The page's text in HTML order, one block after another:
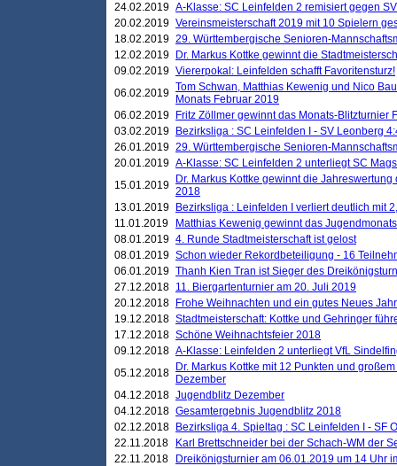
24.02.2019 A-Klasse: SC Leinfelden 2 remisiert gegen
20.02.2019 Vereinsmeisterschaft 2019 mit 10 Spielern
18.02.2019 29. Württembergische Senioren-
12.02.2019
Dr. Markus Kottke gewinnt die
09.02.2019 Viererpokal: Leinfelden schafft Favoritensturz!
06.02.2019 Tom Schwan, Matthias Kewenig und Nico
Monats Februar 2019
06.02.2019
Fritz Zöllmer gewinnt das Monats-Blitzturnier
03.02.2019
Bezirksliga : SC Leinfelden I - SV Leonberg
26.01.2019 29. Württembergische Senioren-
20.01.2019 A-Klasse: SC Leinfelden 2 unterliegt SC
15.01.2019
Dr. Markus Kottke gewinnt die
2018
13.01.2019
Bezirksliga : Leinfelden I verliert deutlich mit
11.01.2019
Matthias Kewenig gewinnt das
08.01.2019 4. Runde Stadtmeisterschaft ist gelost
08.01.2019 Schon wieder Rekordbeteiligung - 16
06.01.2019 Thanh Kien Tran ist Sieger des
27.12.2018 11. Biergartenturnier am 20. Juli 2019
20.12.2018
Frohe Weihnachten und ein gutes Neues
19.12.2018 Stadtmeisterschaft: Kottke und Gehringer
17.12.2018 Schöne Weihnachtsfeier 2018
09.12.2018 A-Klasse: Leinfelden 2 unterliegt VfL
05.12.2018
Dr. Markus Kottke mit 12 Punkten und
Dezember
04.12.2018 Jugendblitz Dezember
04.12.2018 Gesamtergebnis Jugendblitz 2018
02.12.2018
Bezirksliga 4. Spieltag : SC Leinfelden I - SF
22.11.2018
Karl Brettschneider bei der Schach-WM der
22.11.2018
Dreikönigsturnier am 06.01.2019 um 14 Uhr